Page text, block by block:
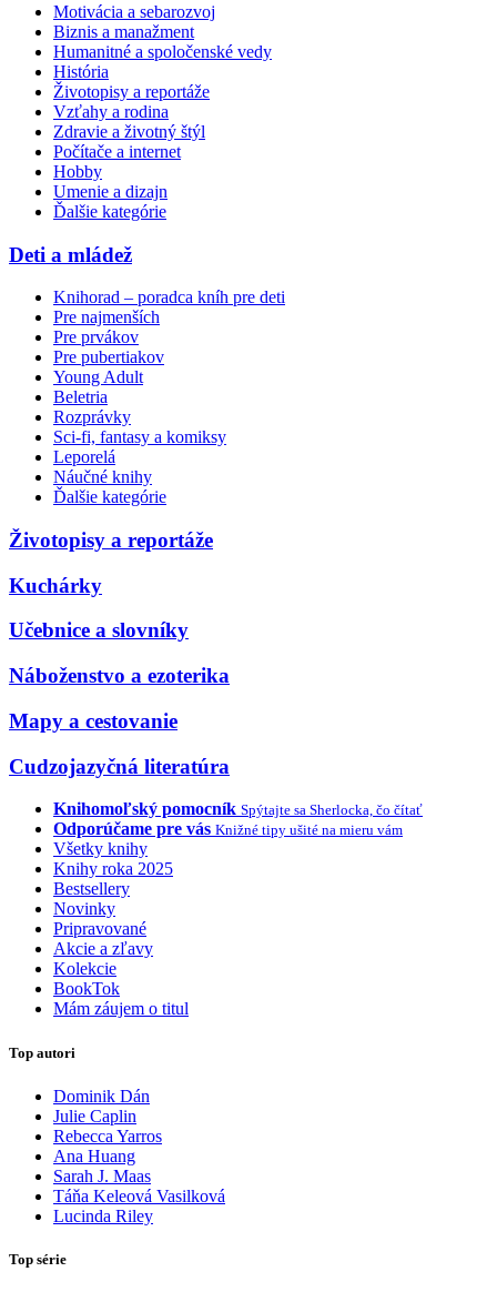
Motivácia a sebarozvoj
Biznis a manažment
Humanitné a spoločenské vedy
História
Životopisy a reportáže
Vzťahy a rodina
Zdravie a životný štýl
Počítače a internet
Hobby
Umenie a dizajn
Ďalšie kategórie
Deti a mládež
Knihorad – poradca kníh pre deti
Pre najmenších
Pre prvákov
Pre pubertiakov
Young Adult
Beletria
Rozprávky
Sci-fi, fantasy a komiksy
Leporelá
Náučné knihy
Ďalšie kategórie
Životopisy a reportáže
Kuchárky
Učebnice a slovníky
Náboženstvo a ezoterika
Mapy a cestovanie
Cudzojazyčná literatúra
Knihomoľský pomocník Spýtajte sa Sherlocka, čo čítať
Odporúčame pre vás Knižné tipy ušité na mieru vám
Všetky knihy
Knihy roka 2025
Bestsellery
Novinky
Pripravované
Akcie a zľavy
Kolekcie
BookTok
Mám záujem o titul
Top autori
Dominik Dán
Julie Caplin
Rebecca Yarros
Ana Huang
Sarah J. Maas
Táňa Keleová Vasilková
Lucinda Riley
Top série